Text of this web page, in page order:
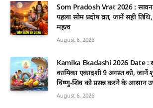
Som Pradosh Vrat 2026 : सावन
पहला सोम प्रदोष व्रत, जानें सही
महत्व
August 6, 2026
Kamika Ekadashi 2026 Date :
कामिका एकादशी 9 अगस्त को, जानें
विष्णु-शिव को प्रसन्न करने के आसान
August 6, 2026